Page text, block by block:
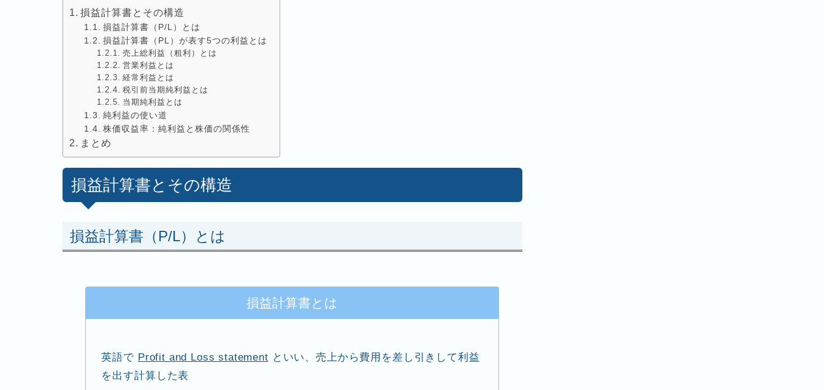
損益計算書とその構造
損益計算書（P/L）とは
損益計算書（PL）が表す5つの利益とは
売上総利益（粗利）とは
営業利益とは
経常利益とは
税引前当期純利益とは
当期純利益とは
純利益の使い道
株価収益率：純利益と株価の関係性
まとめ
損益計算書とその構造
損益計算書（P/L）とは
損益計算書とは
英語で Profit and Loss statement といい、売上から費用を差し引きして利益
を出す計算した表